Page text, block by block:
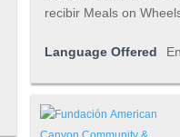
recibir Meals on
Language Offered